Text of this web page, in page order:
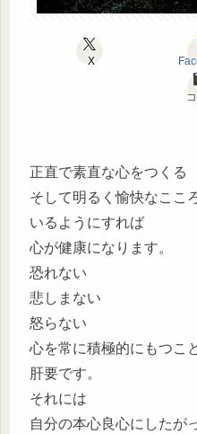
X
正直で素直な心をつくる
そして明るく愉快なここ
いるようにすれば
心が健康になります。
恐れない
悲しまない
怒らない
心を常に積極的にもつこ
肝要です。
それには
自分の本心良心にしたが